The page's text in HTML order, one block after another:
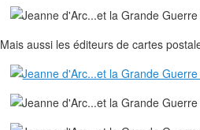
Mais aussi les éditeurs de cartes